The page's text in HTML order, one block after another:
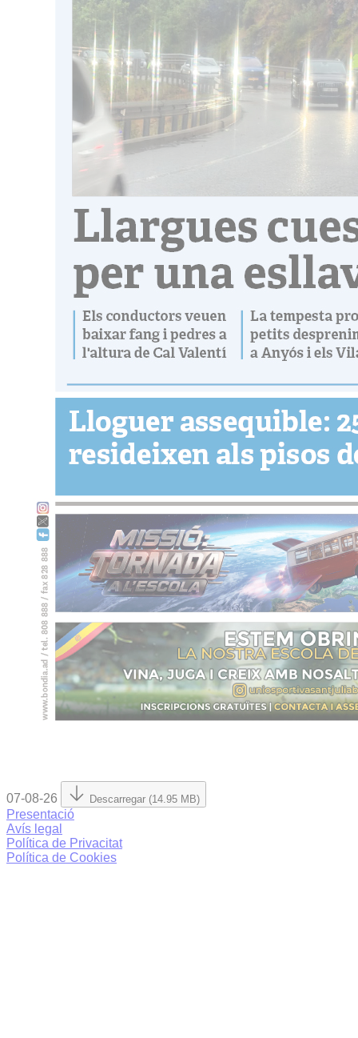
07-08-26 Descarregar (14.95 MB)
Presentació
Avís legal
Política de Privacitat
Política de Cookies